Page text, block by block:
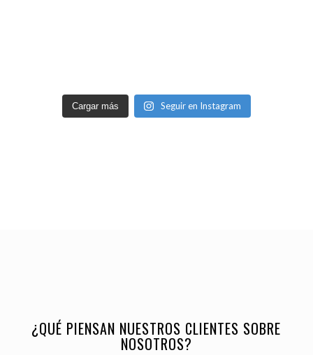
Cargar más Seguir en Instagram
¿QUÉ PIENSAN NUESTROS CLIENTES SOBRE
NOSOTROS?